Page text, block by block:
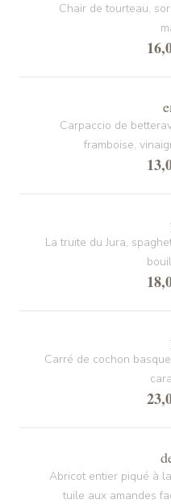
Chair de tourteau,
Carpaccio de
framboise,
La truite du Jura,
Carré de cochon
Abricot entier piqué à
tuile aux amandes